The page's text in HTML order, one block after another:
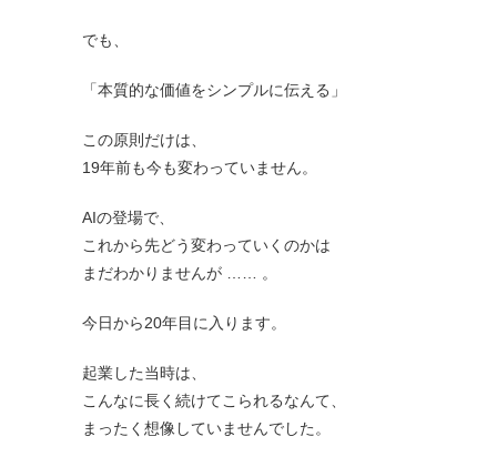
でも、
「本質的な価値をシンプルに伝える」
この原則だけは、
19年前も今も変わっていません。
AIの登場で、
これから先どう変わっていくのかは
まだわかりませんが …… 。
今日から20年目に入ります。
起業した当時は、
こんなに長く続けてこられるなんて、
まったく想像していませんでした。